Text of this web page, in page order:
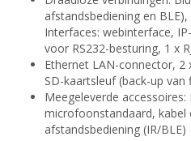
afstandsbediening en
Interfaces: webinterface,
voor RS232-besturing, 1 x
Ethernet LAN-connector, 2
SD-kaartsleuf (back-up
Meegeleverde
microfoonstandaard, kabel
afstandsbediening (IR/BLE)